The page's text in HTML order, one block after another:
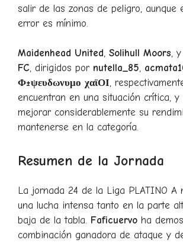
salir de las zonas de peligro, aunque
error es mínimo.
Maidenhead United, Solihull Moors, y
FC, dirigidos por nutella_85,
Φ±ψευδωνυμο χαϊΟΙ,
encuentran en una situación crítica, y
mejorar considerablemente su
mantenerse en la categoría.
Resumen de la Jornada
La jornada 24 de la Liga PLATINO A
una lucha intensa tanto en la parte
baja de la tabla. Faficuervo ha
combinación ganadora de ataque y